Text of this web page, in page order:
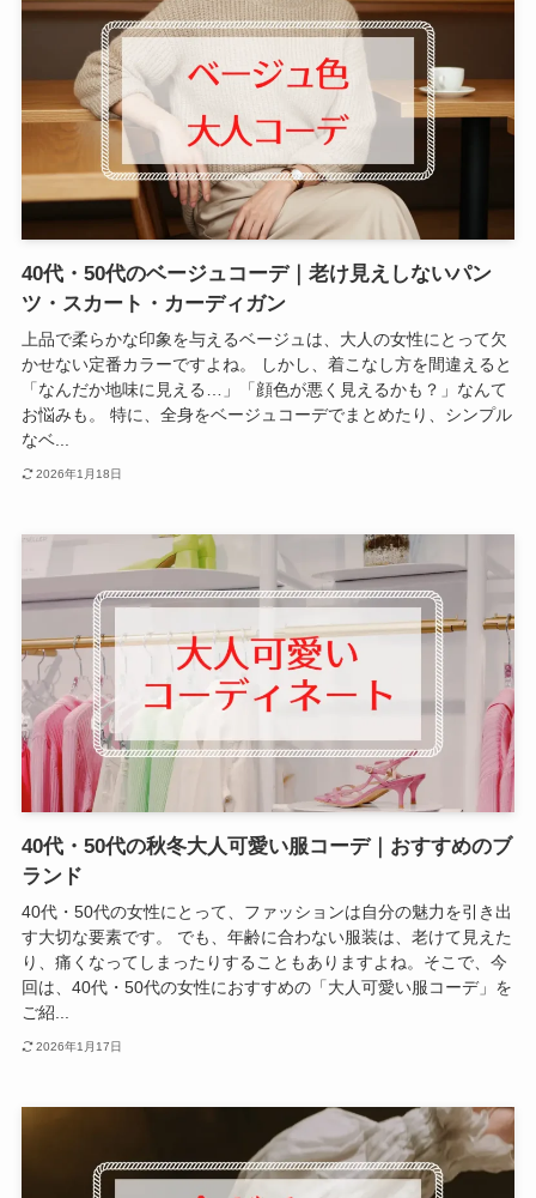
40代・50代のベージュコーデ｜老け見えしないパン
ツ・スカート・カーディガン
上品で柔らかな印象を与えるベージュは、大人の女性にとって欠
かせない定番カラーですよね。 しかし、着こなし方を間違えると
「なんだか地味に見える…」「顔色が悪く見えるかも？」なんて
お悩みも。 特に、全身をベージュコーデでまとめたり、シンプル
なベ...
2026年1月18日
40代・50代の秋冬大人可愛い服コーデ｜おすすめのブ
ランド
40代・50代の女性にとって、ファッションは自分の魅力を引き出
す大切な要素です。 でも、年齢に合わない服装は、老けて見えた
り、痛くなってしまったりすることもありますよね。そこで、今
回は、40代・50代の女性におすすめの「大人可愛い服コーデ」を
ご紹...
2026年1月17日